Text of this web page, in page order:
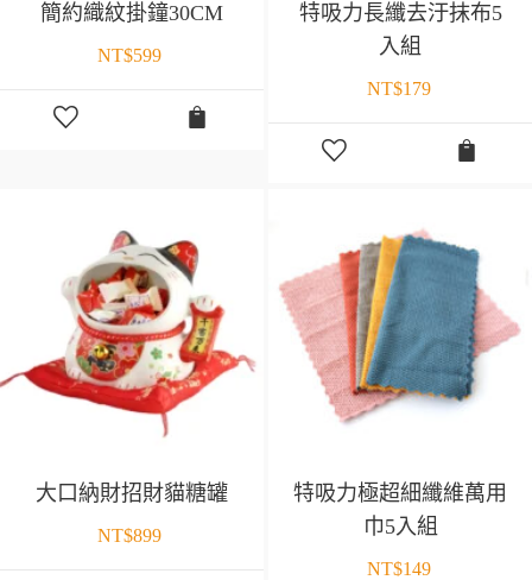
簡約織紋掛鐘30CM
NT$599
特吸力長纖去汙抹布5
入組
NT$179
大口納財招財貓糖罐
NT$899
特吸力極超細纖維萬用
巾5入組
NT$149